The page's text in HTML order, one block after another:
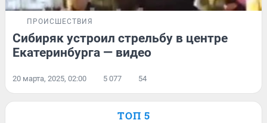
ПРОИСШЕСТВИЯ
Сибиряк устроил стрельбу в центре
Екатеринбурга — видео
20 марта, 2025, 02:00 5 077 54
ТОП 5